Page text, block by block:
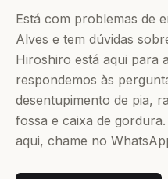
Está com problemas de
Alves e tem dúvidas
Hiroshiro está aqui para
respondemos às
desentupimento de pia,
fossa e caixa de
aqui, chame no